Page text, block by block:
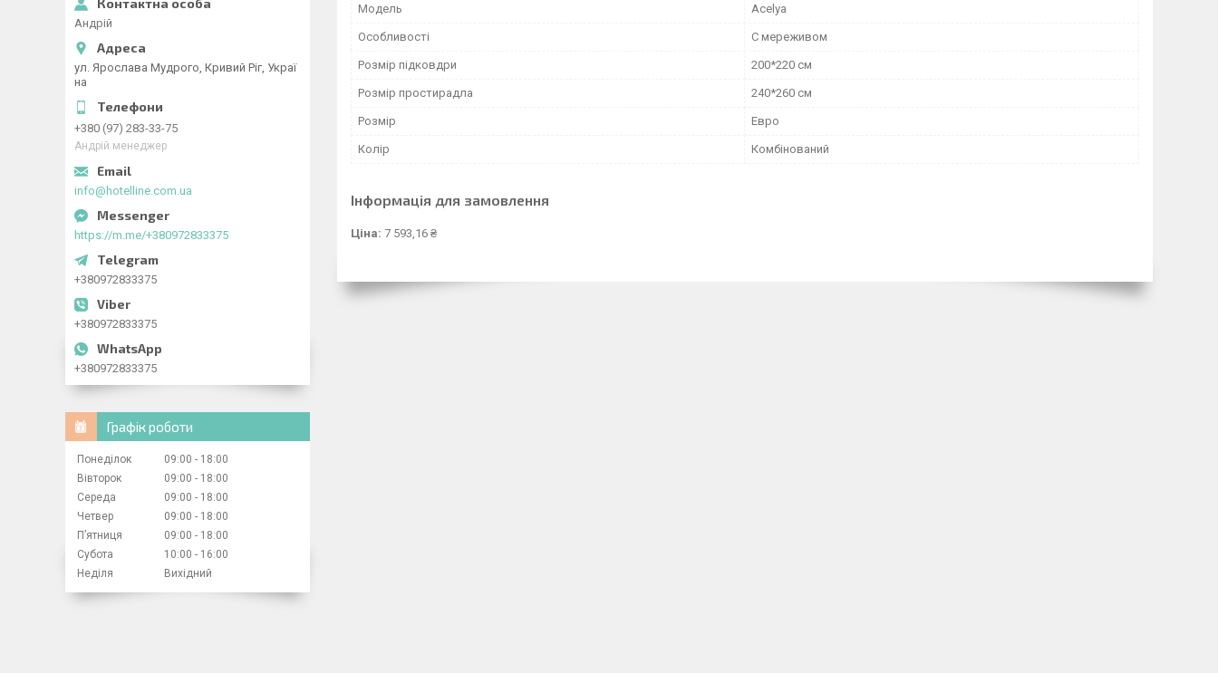
Мoдель Acelya
Особливості С мереживом
Розмір підковдри 200*220 см
Розмір простирадла 240*260 см
Розмір Евро
Колір Комбінований
Інформація для замовлення
Ціна: 7 593,16 ₴
Андрій
ул. Ярослава Мудрого, Кривий Ріг, Украї
на
+380 (97) 283-33-75
Андрій менеджер
info@hotelline.com.ua
https://m.me/+380972833375
+380972833375
+380972833375
+380972833375
Графік роботи
Понеділок 09:00
18:00
Вівторок
09:00
18:00
Середа
09:00
18:00
Четвер
09:00
18:00
Пʼятниця
09:00
18:00
Субота
10:00
16:00
Неділя
Вихідний